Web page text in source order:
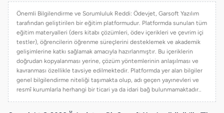
Önemli Bilgilendirme ve Sorumluluk Reddi: Ödevjet, Garsoft Yazılım
tarafından geliştirilen bir eğitim platformudur. Platformda sunulan tüm
eğitim materyalleri (ders kitabı çözümleri, ödev içerikleri ve çevrim içi
testler), öğrencilerin öğrenme süreçlerini desteklemek ve akademik
gelişimlerine katkı sağlamak amacıyla hazırlanmıştır. Bu içeriklerin
doğrudan kopyalanması yerine, çözüm yöntemlerinin anlaşılması ve
kavranması özellikle tavsiye edilmektedir. Platformda yer alan bilgiler
genel bilgilendirme niteliği taşımakta olup, adı geçen yayınevleri ve
resmî kurumlarla herhangi bir ticari ya da idari bağ bulunmamaktadır..